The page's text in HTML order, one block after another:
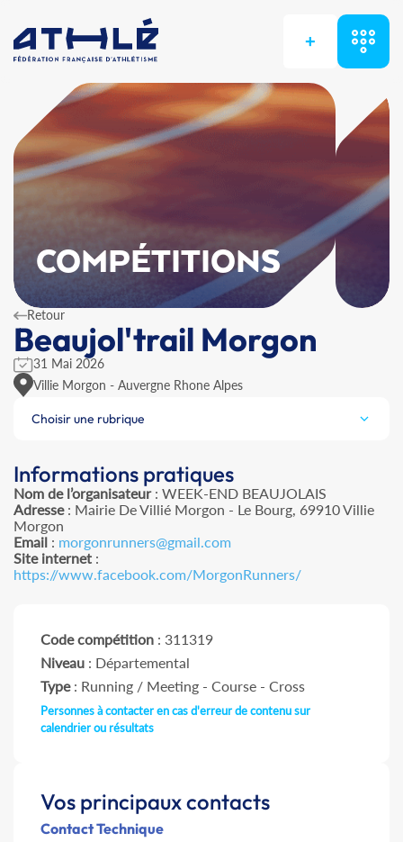
+
COMPÉTITIONS
Retour
Beaujol'trail Morgon
31 Mai 2026
Villie Morgon - Auvergne Rhone Alpes
Choisir une rubrique
Informations pratiques
Nom de l’organisateur: WEEK-END BEAUJOLAIS
Adresse: Mairie De Villié Morgon - Le Bourg, 69910 Villie
Morgon
Email : morgonrunners@gmail.com
Site internet :
https://www.facebook.com/MorgonRunners/
Code compétition : 311319
Niveau : Départemental
Type: Running / Meeting - Course - Cross
Personnes à contacter en cas d'erreur de contenu sur
calendrier ou résultats
Vos principaux contacts
Contact Technique